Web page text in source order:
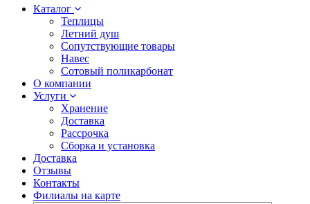
Каталог
Теплицы
Летний душ
Сопутствующие товары
Навес
Сотовый поликарбонат
О компании
Услуги
Хранение
Доставка
Рассрочка
Сборка и установка
Доставка
Отзывы
Контакты
Филиалы на карте